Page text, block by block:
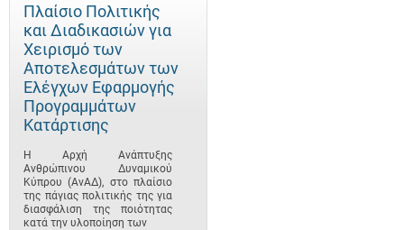
Πλαίσιο Πολιτικής
και Διαδικασιών για
Χειρισμό των
Αποτελεσμάτων των
Ελέγχων Εφαρμογής
Προγραμμάτων
Κατάρτισης
Η Αρχή Ανάπτυξης
Ανθρώπινου Δυναμικού
Κύπρου (ΑνΑΔ), στο πλαίσιο
της πάγιας πολιτικής της για
διασφάλιση της ποιότητας
κατά την υλοποίηση των